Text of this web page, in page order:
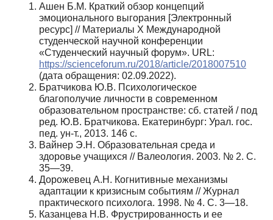
Ашен Б.М. Краткий обзор концепций
эмоционального выгорания [Электронный
ресурс] // Ма­териалы X Международной
студенческой научной конференции
«Студенческий научный форум». URL:
https://scienceforum.ru/2018/article/2018007510
(дата обращения: 02.09.2022).
Братчикова Ю.В. Психологическое
благополучие личности в современном
образовательном пространстве: сб. статей / под
ред. Ю.В. Братчикова. Екатеринбург: Урал. гос.
пед. ун-т., 2013. 146 с.
Вайнер Э.Н. Образовательная среда и
здоровье учащихся // Валеология. 2003. № 2. С.
35—39.
Дорожевец А.Н. Когнитивные механизмы
адаптации к кризисным событиям // Журнал
прак­тического психолога. 1998. № 4. С. 3—18.
Казанцева Н.В. Фрустрированность и ее